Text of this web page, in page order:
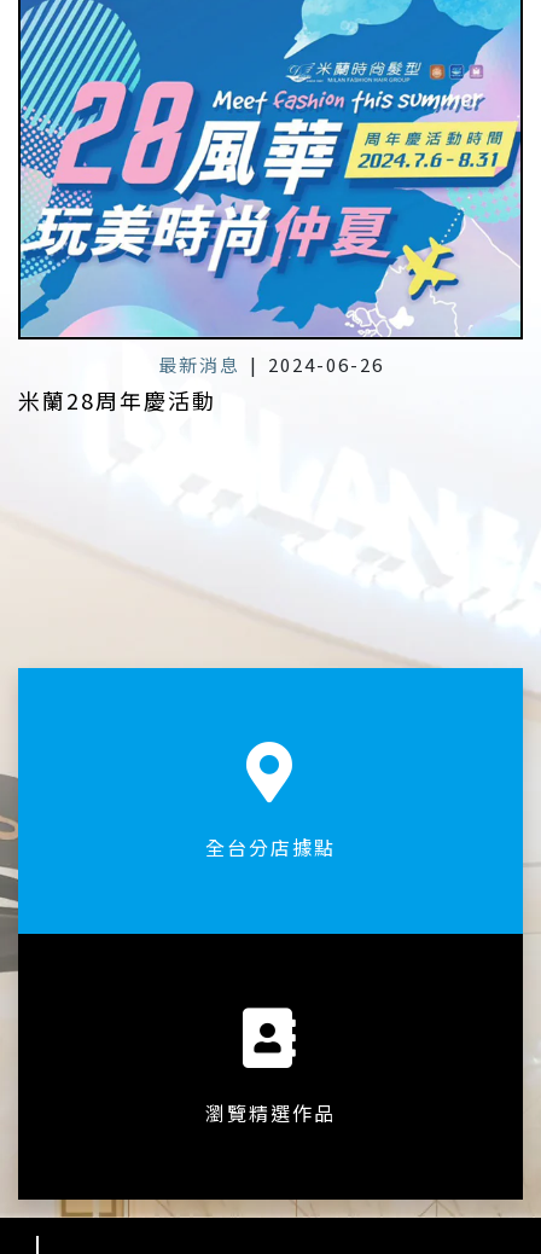
最新消息 | 2024-06-26
米蘭28周年慶活動
全台分店據點
瀏覽精選作品